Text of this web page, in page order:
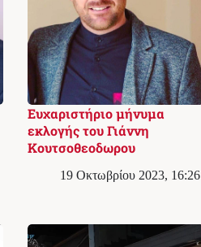
Ευχαριστήριο μήνυμα
εκλογής του Γιάννη
Κουτσοθεοδωρου
19 Οκτωβρίου 2023, 16:26